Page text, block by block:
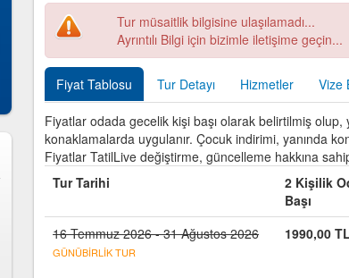
Tur müsaitlik bilgisine ulaşılamadı...
Ayrıntılı Bilgi için bizimle iletişime geçin...
Fiyat Tablosu Tur Detayı Hizmetler Vize
Fiyatlar odada gecelik kişi başı olarak belirtilmiş olup,
konaklamalarda uygulanır. Çocuk indirimi, yanında
Fiyatlar TatilLive değiştirme, güncelleme hakkına
Tur Tarihi
2 Kişilik
Başı
16 Temmuz 2026 - 31 Ağustos 2026
GÜNÜBİRLİK TUR
1990,00 TL